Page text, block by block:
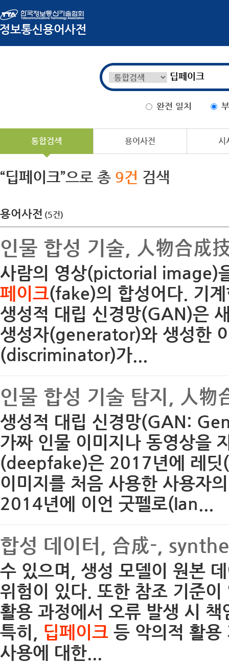
완전 일치
통합검색 용어사전 시
“딥페이크”으로 총 9건 검색
용어사전 (5건)
인물 합성 기술, 人物合成
사람의 영상(pictorial image)
페이크(fake)의 합성어다. 기
생성적 대립 신경망(GAN)은
생성자(generator)와 생성한
(discriminator)가...
인물 합성 기술 탐지, 人
생성적 대립 신경망(GAN:
가짜 인물 이미지나 동영상을
(deepfake)은 2017년에 레딧
이미지를 처음 사용한 사용자
2014년에 이언 굿펠로(Ian...
합성 데이터, 合成-,
수 있으며, 생성 모델이 원본
위험이 있다. 또한 참조 기준
활용 과정에서 오류 발생 시
특히, 딥페이크 등 악의적 활용
사용에 대한...